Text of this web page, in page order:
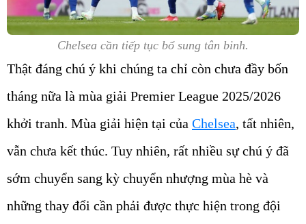
Chelsea cần tiếp tục bổ sung tân binh.
Thật đáng chú ý khi chúng ta chỉ còn chưa đầy bốn
tháng nữa là mùa giải Premier League 2025/2026
khởi tranh. Mùa giải hiện tại của Chelsea, tất nhiên,
vẫn chưa kết thúc. Tuy nhiên, rất nhiều sự chú ý đã
sớm chuyển sang kỳ chuyển nhượng mùa hè và
những thay đổi cần phải được thực hiện trong đội